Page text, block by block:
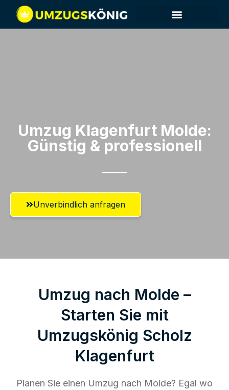
Umzug Klagenfurt​ Molde:
Günstig & professionell​
Unverbindlich anfragen
Umzug nach Molde –
Starten Sie mit
Umzugskönig Scholz
Klagenfurt
Planen Sie einen Umzug nach Molde? Egal wo